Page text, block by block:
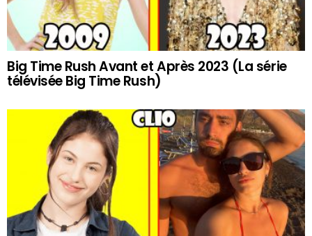
Big Time Rush Avant et Après 2023 (La série
télévisée Big Time Rush)